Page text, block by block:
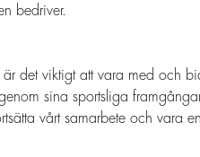
bedriver.
är det viktigt att vara med och
sina sportsliga
vårt samarbete och vara